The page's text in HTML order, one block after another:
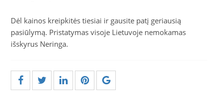
Dėl kainos kreipkitės tiesiai ir gausite patį geriausią
pasiūlymą. Pristatymas visoje Lietuvoje nemokamas
išskyrus Neringa.